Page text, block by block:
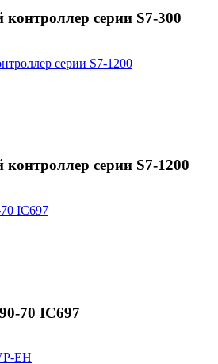
серии S7-300
серии S7-1200
70 IC697